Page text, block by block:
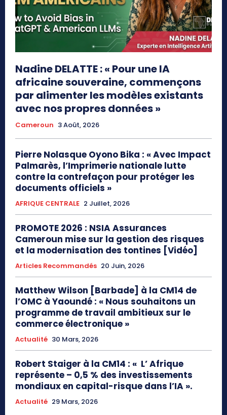
Nadine DELATTE : « Pour une IA
africaine souveraine, commençons
par alimenter les modèles existants
avec nos propres données »
Cameroun 3 Août, 2026
Pierre Nolasque Oyono Bika : « Avec Impact
Palmarès, l’Imprimerie nationale lutte
contre la contrefaçon pour protéger les
documents officiels »
AFRIQUE CENTRALE 2 Juillet, 2026
PROMOTE 2026 : NSIA Assurances
Cameroun mise sur la gestion des risques
et la modernisation des tontines [Vidéo]
Articles Recommandés 20 Juin, 2026
Matthew Wilson [Barbade] à la CM14 de
l’OMC à Yaoundé : « Nous souhaitons un
programme de travail ambitieux sur le
commerce électronique »
Actualité 30 Mars, 2026
Robert Staiger à la CM14 : « L’ Afrique
représente – 0,5 % des investissements
mondiaux en capital-risque dans l’IA ».
Actualité 29 Mars, 2026